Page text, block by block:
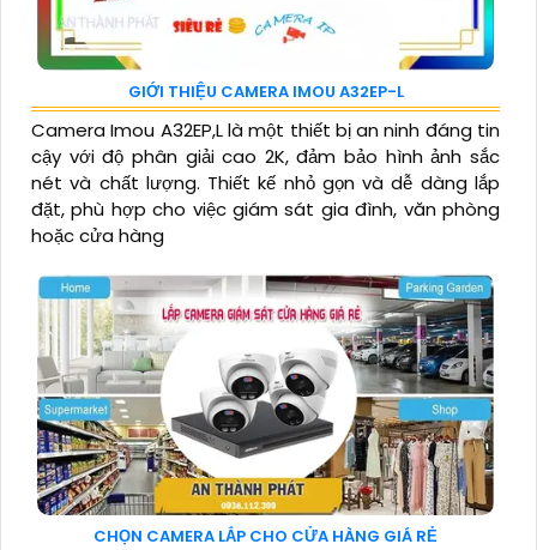
GIỚI THIỆU CAMERA IMOU A32EP-L
Camera Imou A32EP,L là một thiết bị an ninh đáng tin
cậy với độ phân giải cao 2K, đảm bảo hình ảnh sắc
nét và chất lượng. Thiết kế nhỏ gọn và dễ dàng lắp
đặt, phù hợp cho việc giám sát gia đình, văn phòng
hoặc cửa hàng
CHỌN CAMERA LẮP CHO CỬA HÀNG GIÁ RẺ